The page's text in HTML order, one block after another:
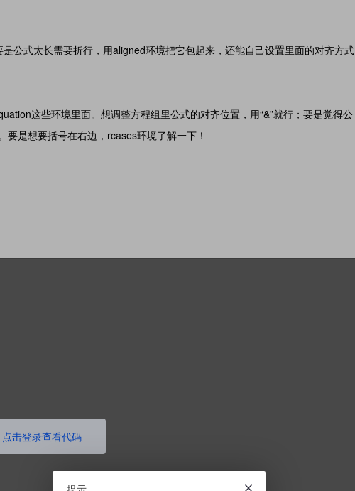
公式太长需要折行，用aligned环境把它包起来，还能自己设置里面的对齐方式
这些环境里面。想调整方程组里公式的对齐位置，用“&”就行；要是觉得公
要是想要括号在右边，rcases环境了解一下！
点击登录查看代码